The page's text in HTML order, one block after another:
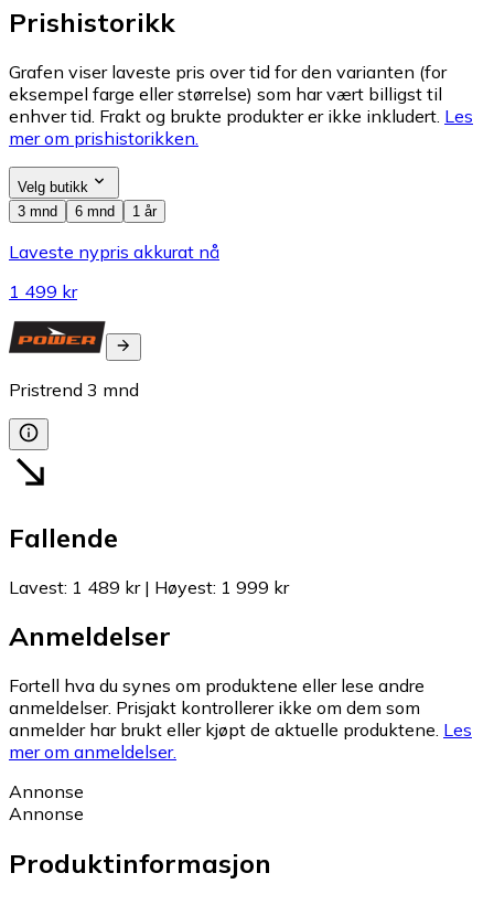
Prishistorikk
Grafen viser laveste pris over tid for den varianten (for
eksempel farge eller størrelse) som har vært billigst til
enhver tid. Frakt og brukte produkter er ikke inkludert. Les
mer om prishistorikken.
Velg butikk
3 mnd
6 mnd 1 år
Laveste nypris akkurat nå
1 499 kr
Pristrend 3 mnd
Fallende
Lavest: 1 489 kr| Høyest: 1 999 kr
Anmeldelser
Fortell hva du synes om produktene eller lese andre
anmeldelser. Prisjakt kontrollerer ikke om dem som
anmelder har brukt eller kjøpt de aktuelle produktene. Les
mer om anmeldelser.
Annonse
Annonse
Produktinformasjon